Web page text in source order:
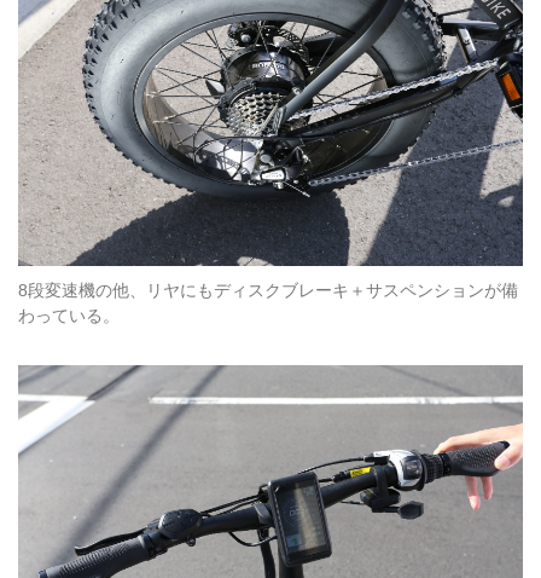
8段変速機の他、リヤにもディスクブレーキ＋サスペンションが備
わっている。